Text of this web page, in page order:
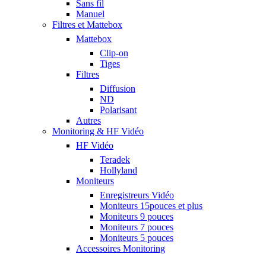
Sans fil
Manuel
Filtres et Mattebox
Mattebox
Clip-on
Tiges
Filtres
Diffusion
ND
Polarisant
Autres
Monitoring & HF Vidéo
HF Vidéo
Teradek
Hollyland
Moniteurs
Enregistreurs Vidéo
Moniteurs 15pouces et plus
Moniteurs 9 pouces
Moniteurs 7 pouces
Moniteurs 5 pouces
Accessoires Monitoring